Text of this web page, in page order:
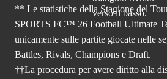
** Le statistiche della Stagione del
SPORTS FC™ 26 Football Ultimate
unicamente sulle partite giocate nelle
Battles, Rivals, Champions e Draft.
††La procedura per avere diritto alla